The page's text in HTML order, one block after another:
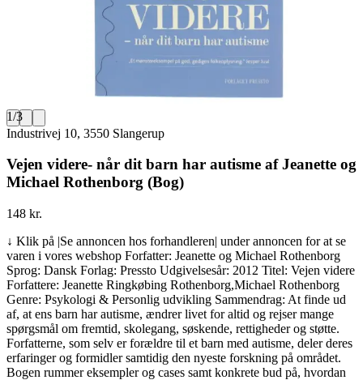
1/3
Industrivej 10, 3550 Slangerup
Vejen videre- når dit barn har autisme af Jeanette og
Michael Rothenborg (Bog)
148 kr.
↓ Klik på |Se annoncen hos forhandleren| under annoncen for at se
varen i vores webshop Forfatter: Jeanette og Michael Rothenborg
Sprog: Dansk Forlag: Pressto Udgivelsesår: 2012 Titel: Vejen videre
Forfattere: Jeanette Ringkøbing Rothenborg,Michael Rothenborg
Genre: Psykologi & Personlig udvikling Sammendrag: At finde ud
af, at ens barn har autisme, ændrer livet for altid og rejser mange
spørgsmål om fremtid, skolegang, søskende, rettigheder og støtte.
Forfatterne, som selv er forældre til et barn med autisme, deler deres
erfaringer og formidler samtidig den nyeste forskning på området.
Bogen rummer eksempler og cases samt konkrete bud på, hvordan